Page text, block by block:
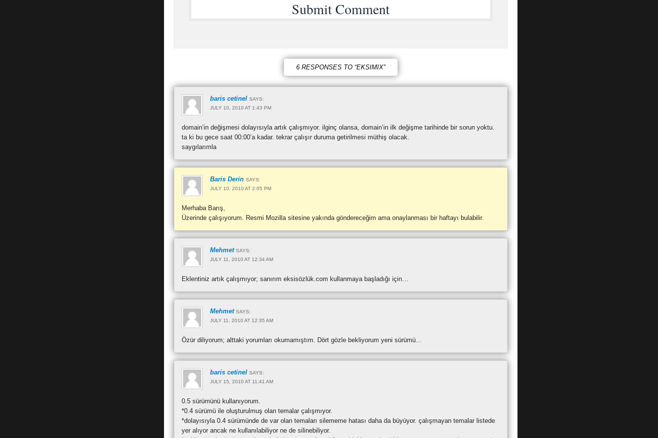
6 RESPONSES TO “EKSIMIX”
baris cetinel SAYS:
JULY 10, 2010 AT 1:43 PM
domain’in değişmesi dolayısıyla artık çalışmıyor. ilginç olansa, domain’in ilk değişme tarihinde bir sorun yoktu.
ta ki bu gece saat 00:00’a kadar. tekrar çalışır duruma getirilmesi müthiş olacak.
saygılarımla
Baris Derin SAYS:
JULY 10, 2010 AT 2:05 PM
Merhaba Barış,
Üzerinde çalışıyorum. Resmi Mozilla sitesine yakında göndereceğim ama onaylanması bir haftayı bulabilir.
Mehmet SAYS:
JULY 11, 2010 AT 12:34 AM
Eklentiniz artık çalışmıyor; sanırım eksisözlük.com kullanmaya başladığı için…
Mehmet SAYS:
JULY 11, 2010 AT 12:35 AM
Özür diliyorum; alttaki yorumları okumamıştım. Dört gözle bekliyorum yeni sürümü…
baris cetinel SAYS:
JULY 15, 2010 AT 11:41 AM
0.5 sürümünü kullanıyorum.
*0.4 sürümü ile oluşturulmuş olan temalar çalışmıyor.
*dolayısıyla 0.4 sürümünde de var olan temaları silememe hatası daha da büyüyor. çalışmayan temalar listede
yer alıyor ancak ne kullanılabiliyor ne de silinebiliyor.